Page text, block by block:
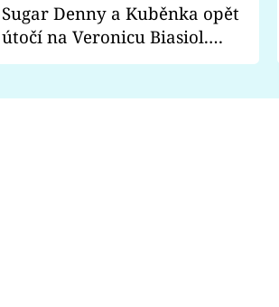
Sugar Denny a Kuběnka opět
útočí na Veronicu Biasiol.
Proč je podle nich falešná a